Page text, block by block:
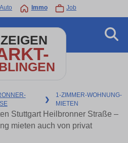
Auto Immo Job
❯
1-ZIMMER-WOHNUNG-
MIETEN
Stuttgart Heilbronner Straße –
mieten auch von privat